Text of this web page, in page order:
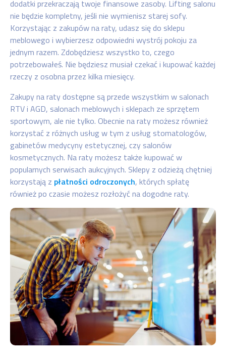
dodatki przekraczają twoje finansowe zasoby. Lifting salonu
nie będzie kompletny, jeśli nie wymienisz starej sofy.
Korzystając z zakupów na raty, udasz się do sklepu
meblowego i wybierzesz odpowiedni wystrój pokoju za
jednym razem. Zdobędziesz wszystko to, czego
potrzebowałeś. Nie będziesz musiał czekać i kupować każdej
rzeczy z osobna przez kilka miesięcy.
Zakupy na raty dostępne są przede wszystkim w salonach
RTV i AGD, salonach meblowych i sklepach ze sprzętem
sportowym, ale nie tylko. Obecnie na raty możesz również
korzystać z różnych usług w tym z usług stomatologów,
gabinetów medycyny estetycznej, czy salonów
kosmetycznych. Na raty możesz także kupować w
popularnych serwisach aukcyjnych. Sklepy z odzieżą chętniej
korzystają z płatności odroczonych, których spłatę
również po czasie możesz rozłożyć na dogodne raty.